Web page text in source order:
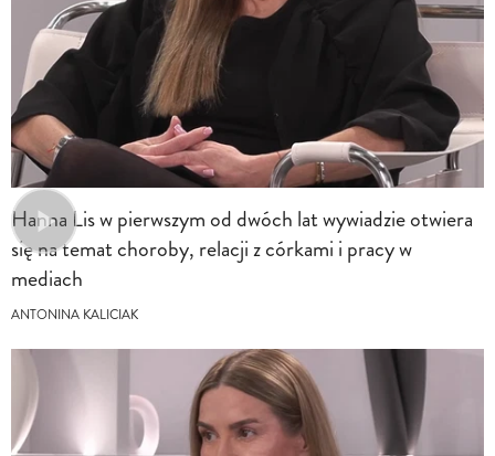
Hanna Lis w pierwszym od dwóch lat wywiadzie otwiera
się na temat choroby, relacji z córkami i pracy w
mediach
ANTONINA KALICIAK